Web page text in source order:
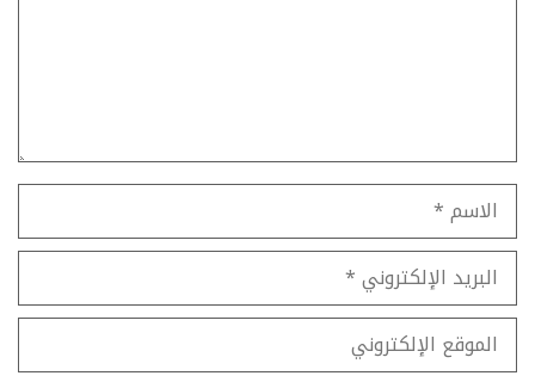
الاسم
البريد
الإلكتروني
الموقع
الإلكتروني